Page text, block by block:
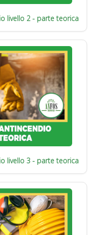
livello 2 - parte teorica
livello 3 - parte teorica